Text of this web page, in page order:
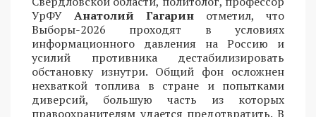
УрФУ Анатолий Гагарин отметил, что
Выборы-2026 проходят в условиях
информационного давления на Россию и
усилий противника дестабилизировать
обстановку изнутри. Общий фон осложнен
нехваткой топлива в стране и попытками
диверсий, большую часть из которых
правоохранителям удается предотвратить. В